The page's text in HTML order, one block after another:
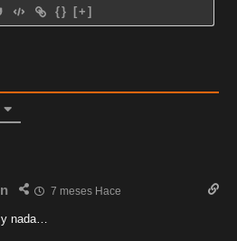
{} [+]
7 meses Hace
y nada…